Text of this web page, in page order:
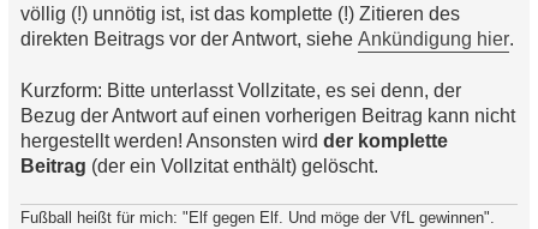
völlig (!) unnötig ist, ist das komplette (!) Zitieren des
direkten Beitrags vor der Antwort, siehe Ankündigung hier.
Kurzform: Bitte unterlasst Vollzitate, es sei denn, der
Bezug der Antwort auf einen vorherigen Beitrag kann nicht
hergestellt werden! Ansonsten wird der komplette
Beitrag (der ein Vollzitat enthält) gelöscht.
Fußball heißt für mich: "Elf gegen Elf. Und möge der VfL gewinnen".